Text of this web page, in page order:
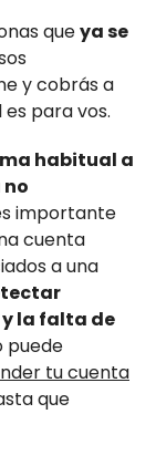
queya se
y cobrás a
para vos.
habitual a
importante
cuenta
a una
y la falta de
puede
tu cuenta
que